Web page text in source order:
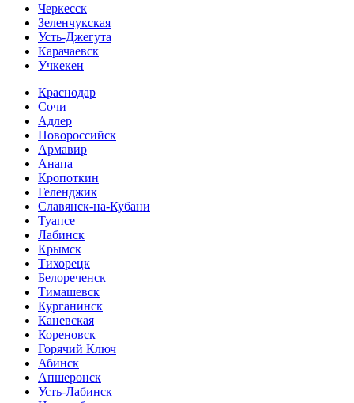
Черкесск
Зеленчукская
Усть-Джегута
Карачаевск
Учкекен
Краснодар
Сочи
Адлер
Новороссийск
Армавир
Анапа
Кропоткин
Геленджик
Славянск-на-Кубани
Туапсе
Лабинск
Крымск
Тихорецк
Белореченск
Тимашевск
Курганинск
Каневская
Кореновск
Горячий Ключ
Абинск
Апшеронск
Усть-Лабинск